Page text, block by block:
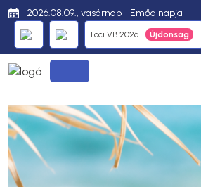
2026.08.09., vasárnap - Emőd napja
Foci VB 2026